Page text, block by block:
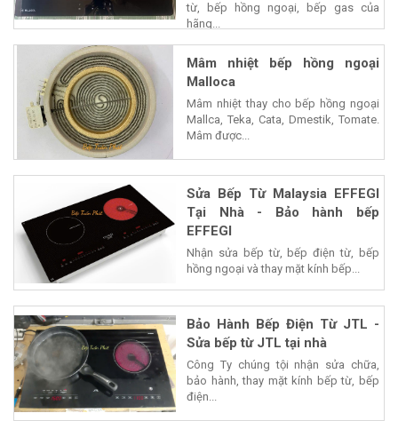
từ, bếp hồng ngoại, bếp gas của
hãng...
Mâm nhiệt bếp hồng ngoại
Malloca
Mâm nhiệt thay cho bếp hồng ngoại
Mallca, Teka, Cata, Dmestik, Tomate.
Mâm được...
Sửa Bếp Từ Malaysia EFFEGI
Tại Nhà - Bảo hành bếp
EFFEGI
Nhận sửa bếp từ, bếp điện từ, bếp
hồng ngoại và thay mặt kính bếp...
Bảo Hành Bếp Điện Từ JTL -
Sửa bếp từ JTL tại nhà
Công Ty chúng tội nhận sửa chữa,
bảo hành, thay mặt kính bếp từ, bếp
điện...